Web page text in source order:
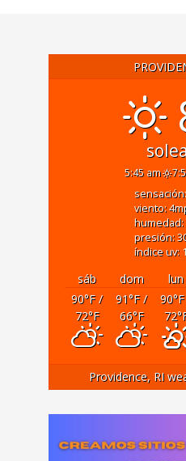
5:45 am
viento: 4
humedad:
presión:
índice uv: 1
sáb dom lun
90°F/
72°F
91°F/
66°F
90°F
72
Providence, RI